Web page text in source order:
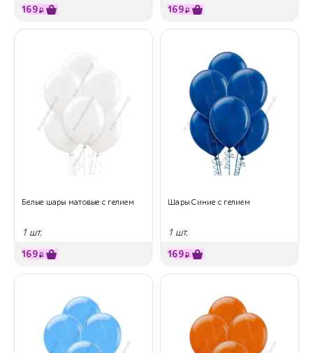
169₽ 169₽
Белые шары матовые с гелием
1 шт.
169₽
Шары Синие с гелием
1 шт.
169₽